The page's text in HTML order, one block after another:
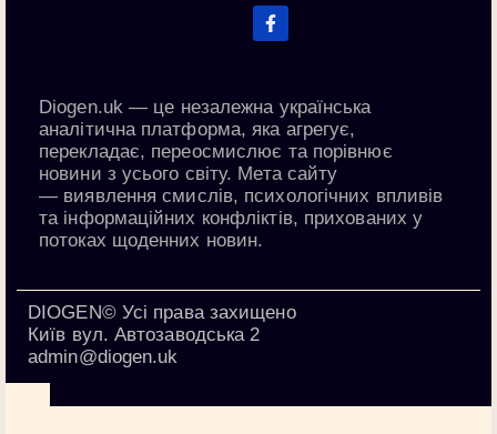
Diogen.uk — це незалежна українська
аналітична платформа, яка агрегує,
перекладає, переосмислює та порівнює
новини з усього світу. Мета сайту
— виявлення смислів, психологічних впливів
та інформаційних конфліктів, прихованих у
потоках щоденних новин.
DIOGEN© Усі права захищено
Київ вул. Автозаводська 2
admin@diogen.uk